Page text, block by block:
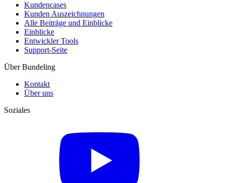
Kundencases​
Kunden Auszeichnungen
Alle Beiträge und Einblicke
Einblicke
Entwickler Tools
Support-Seite
Über Bundeling
Kontakt
Über uns
Soziales